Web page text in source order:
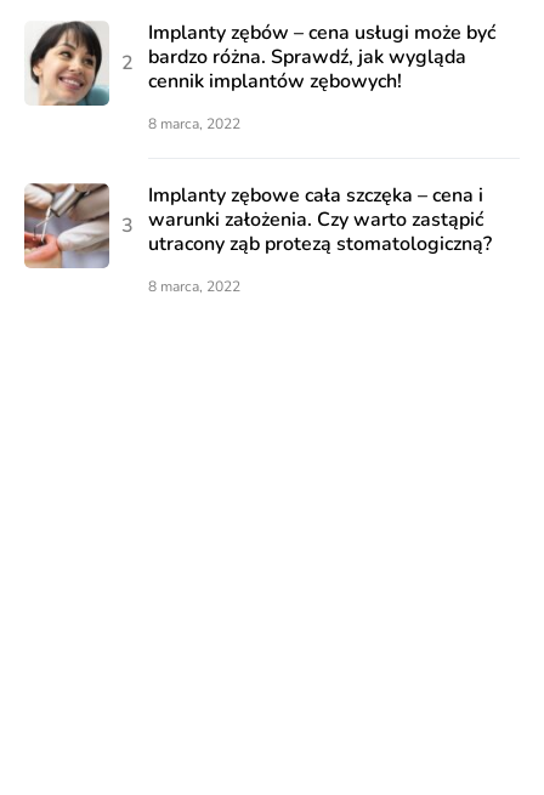
Implanty zębów – cena usługi może być
bardzo różna. Sprawdź, jak wygląda
cennik implantów zębowych!
8 marca, 2022
Implanty zębowe cała szczęka – cena i
warunki założenia. Czy warto zastąpić
utracony ząb protezą stomatologiczną?
8 marca, 2022